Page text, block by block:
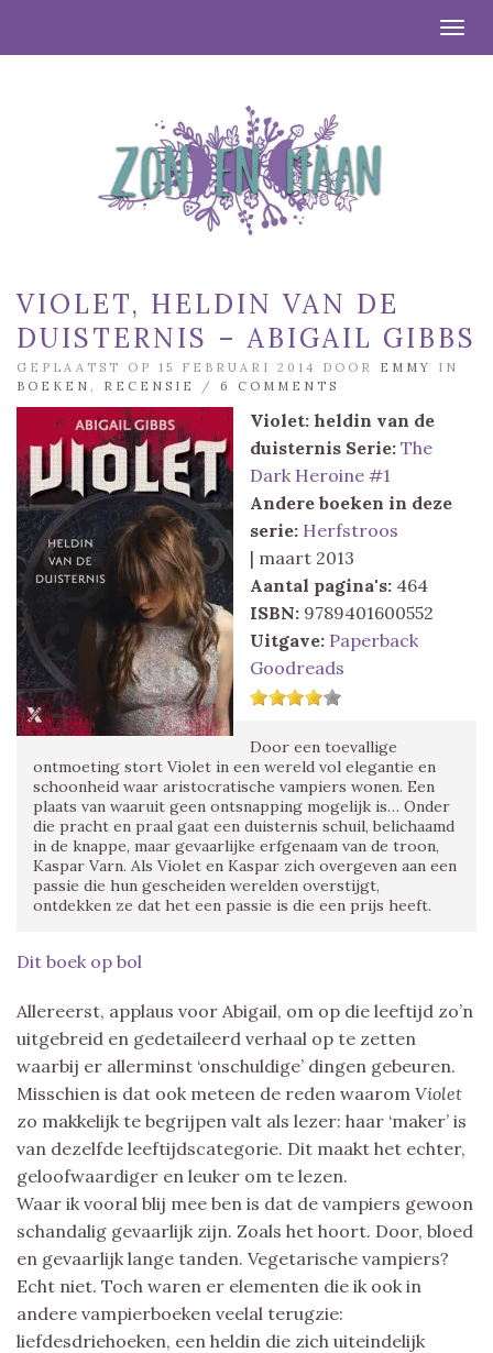
VIOLET, HELDIN VAN DE
DUISTERNIS – ABIGAIL GIBBS
GEPLAATST OP 15 FEBRUARI 2014 DOOR EMMY
IN
BOEKEN
RECENSIE / 6 COMMENTS
Violet: heldin van de
duisternis Serie: The
Dark Heroine #1
Andere boeken in deze
serie: Herfstroos
| maart 2013
Aantal pagina's: 464
ISBN: 9789401600552
Uitgave: Paperback
Goodreads
Door een toevallige
ontmoeting stort Violet in een wereld vol elegantie en
schoonheid waar aristocratische vampiers wonen. Een
plaats van waaruit geen ontsnapping mogelijk is… Onder
die pracht en praal gaat een duisternis schuil, belichaamd
in de knappe, maar gevaarlijke erfgenaam van de troon,
Kaspar Varn. Als Violet en Kaspar zich overgeven aan een
passie die hun gescheiden werelden overstijgt,
ontdekken ze dat het een passie is die een prijs heeft.
Dit boek op bol
Allereerst, applaus voor Abigail, om op die leeftijd zo’n
uitgebreid en gedetaileerd verhaal op te zetten
waarbij er allerminst ‘onschuldige’ dingen gebeuren.
Misschien is dat ook meteen de reden waarom Violet
zo makkelijk te begrijpen valt als lezer: haar ‘maker’ is
van dezelfde leeftijdscategorie. Dit maakt het echter,
geloofwaardiger en leuker om te lezen.
Waar ik vooral blij mee ben is dat de vampiers gewoon
schandalig gevaarlijk zijn. Zoals het hoort. Door, bloed
en gevaarlijk lange tanden. Vegetarische vampiers?
Echt niet. Toch waren er elementen die ik ook in
andere vampierboeken veelal terugzie:
liefdesdriehoeken, een heldin die zich uiteindelijk